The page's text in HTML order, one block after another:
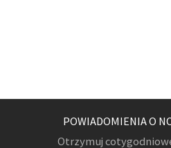
POWIADOMIENIA O
Otrzymuj